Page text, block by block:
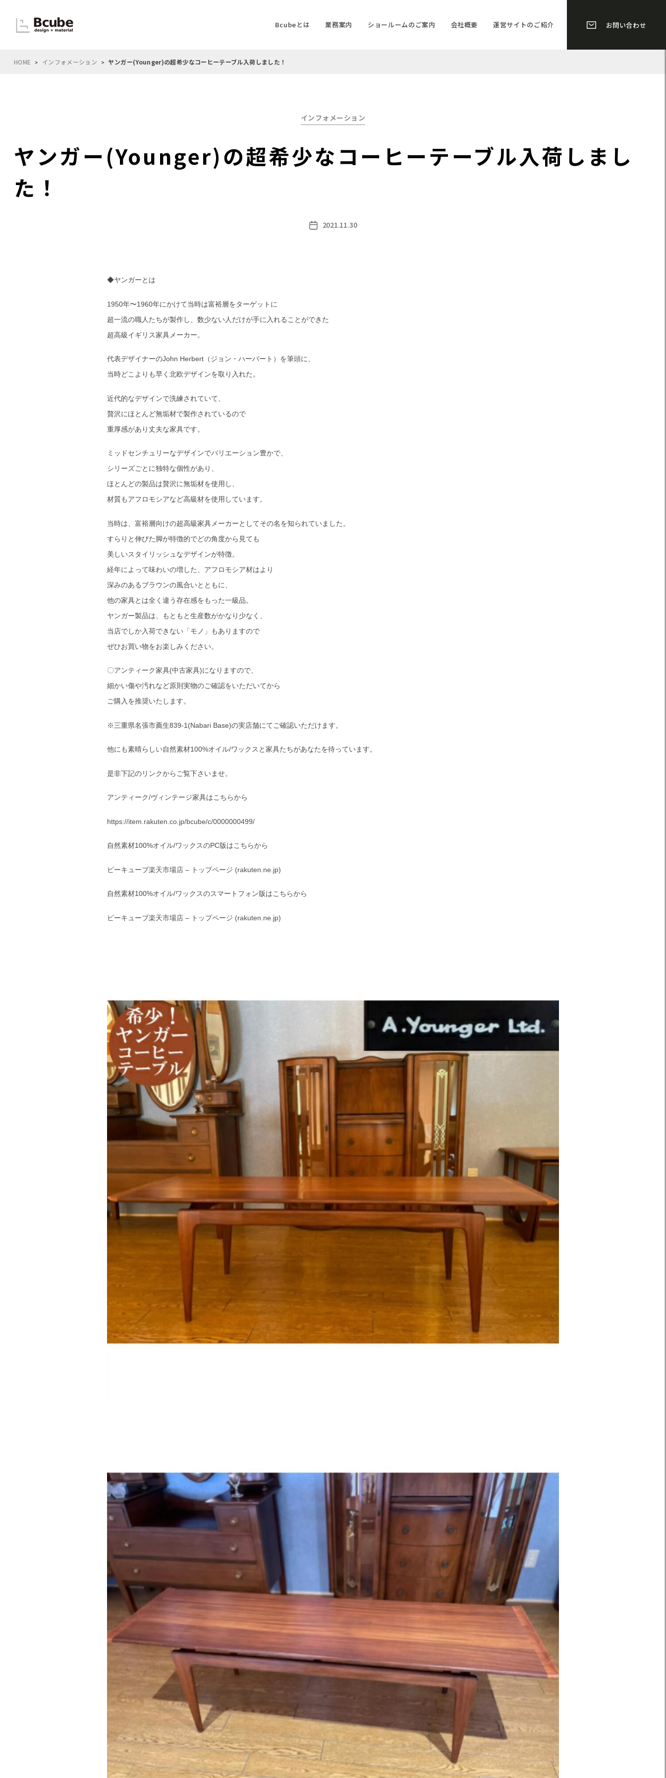
Bcubeとは 業務案内 ショールームのご案内 会社概要 運営サイトのご紹介 お問い合わせ
HOME インフォメーション ヤンガー(Younger)の超希少なコーヒーテーブル入荷しました！
インフォメーション
ヤンガー(Younger)の超希少なコーヒーテーブル入荷しまし
た！
Post2021.11.30
◆ヤンガーとは
1950年〜1960年にかけて当時は富裕層をターゲットに
超一流の職人たちが製作し、数少ない人だけが手に入れることができた
超高級イギリス家具メーカー。
代表デザイナーのJohn Herbert（ジョン・ハーバート）を筆頭に、
当時どこよりも早く北欧デザインを取り入れた。
近代的なデザインで洗練されていて、
贅沢にほとんど無垢材で製作されているので
重厚感があり丈夫な家具です。
ミッドセンチュリーなデザインでバリエーション豊かで、
シリーズごとに独特な個性があり、
ほとんどの製品は贅沢に無垢材を使用し、
材質もアフロモシアなど高級材を使用しています。
当時は、富裕層向けの超高級家具メーカーとしてその名を知られていました。
すらりと伸びた脚が特徴的でどの角度から見ても
美しいスタイリッシュなデザインが特徴。
経年によって味わいの増した、アフロモシア材はより
深みのあるブラウンの風合いとともに、
他の家具とは全く違う存在感をもった一級品。
ヤンガー製品は、もともと生産数がかなり少なく、
当店でしか入荷できない「モノ」もありますので
ぜひお買い物をお楽しみください。
〇アンティーク家具(中古家具)になりますので、
細かい傷や汚れなど原則実物のご確認をいただいてから
ご購入を推奨いたします。
※三重県名張市薦生839-1(Nabari Base)の実店舗にてご確認いただけます。
他にも素晴らしい自然素材100%オイル/ワックスと家具たちがあなたを待っています。
是非下記のリンクからご覧下さいませ。
アンティーク/ヴィンテージ家具はこちらから
https://item.rakuten.co.jp/bcube/c/0000000499/
自然素材100%オイル/ワックスのPC版はこちらから
ビーキューブ楽天市場店 – トップページ (rakuten.ne.jp)
自然素材100%オイル/ワックスのスマートフォン版はこちらから
ビーキューブ楽天市場店 – トップページ (rakuten.ne.jp)